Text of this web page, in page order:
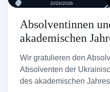
Absolventinnen
akademischen
Wir gratulieren den
Absolventen der
des akademischen